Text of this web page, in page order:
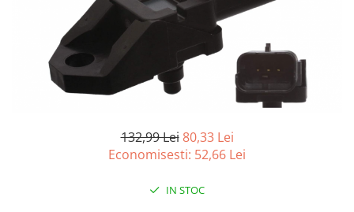
Trotinete electrice
Casa, Gradina & Bricolaj
Accesorii usi
Bucatarie & Servire
Curatenie si intretinere
Hobby-uri creative
132,99 Lei 80,33 Lei
Economisesti: 52,66 Lei
IN STOC